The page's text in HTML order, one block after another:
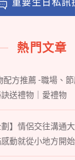
熱門文章
配方推薦 -職場、
送禮物｜愛禮物
劃】情侶交往溝通
動就從小地方開始